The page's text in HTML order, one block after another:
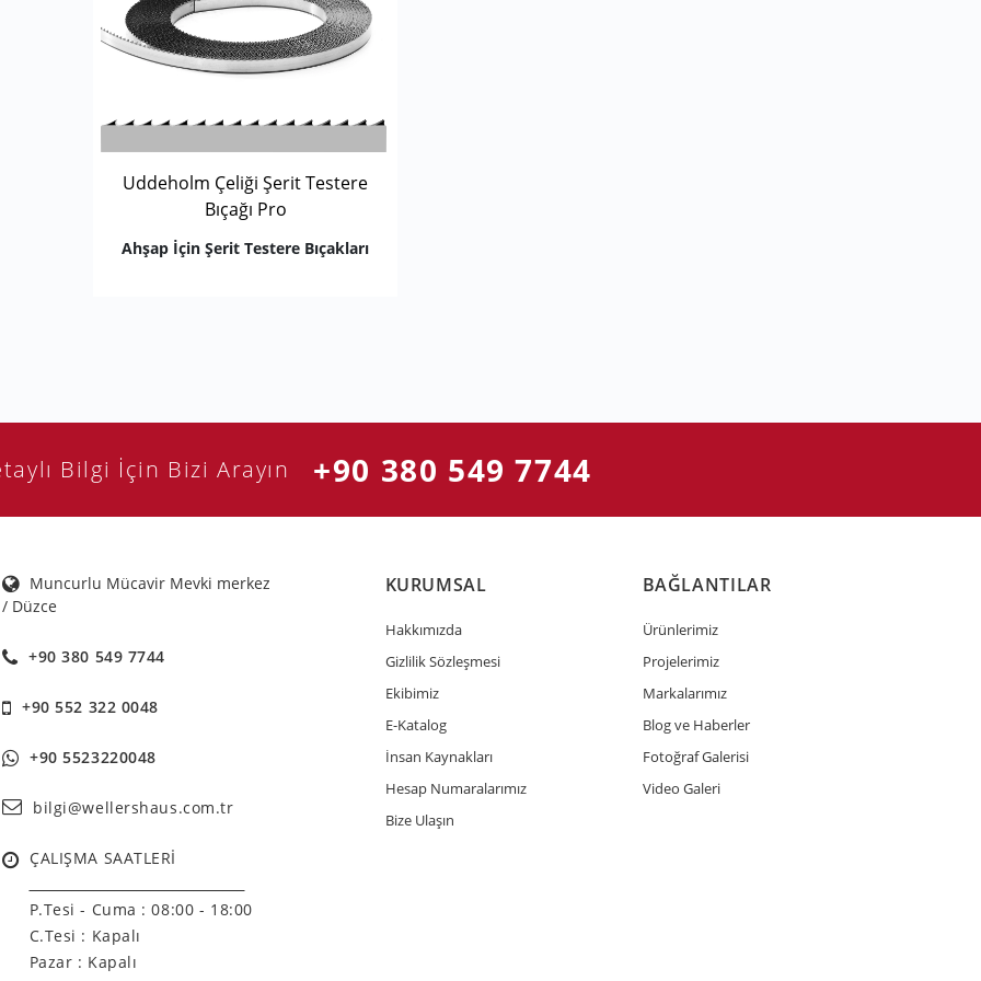
Uddeholm Çeliği Şerit Testere
Bıçağı Pro
Ahşap İçin Şerit Testere Bıçakları
Bilgi İçin Bizi Arayın +90 380 549 7744
Muncurlu Mücavir Mevki merkez
/ Düzce
+90 380 549 7744
+90 552 322 0048
+90 5523220048
bilgi@wellershaus.com.tr
ÇALIŞMA SAATLERİ
P.Tesi - Cuma : 08:00 - 18:00
C.Tesi : Kapalı
Pazar : Kapalı
KURUMSAL
Hakkımızda
Gizlilik Sözleşmesi
Ekibimiz
E-Katalog
İnsan Kaynakları
Hesap Numaralarımız
Bize Ulaşın
BAĞLANTILAR
Ürünlerimiz
Projelerimiz
Markalarımız
Blog ve Haberler
Fotoğraf Galerisi
Video Galeri